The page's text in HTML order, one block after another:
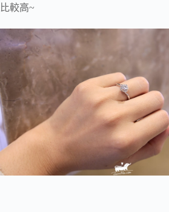
比較高~